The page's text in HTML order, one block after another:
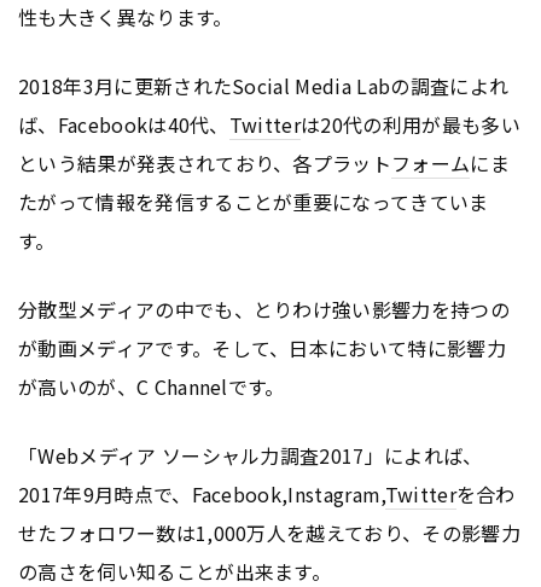
性も大きく異なります。
2018年3月に更新されたSocial Media Labの調査によれ
ば、Facebookは40代、 Twitterは20代の利用が最も多い
という結果が発表されており、各プラットフォームにま
たがって情報を発信することが重要になってきていま
す。
分散型メディアの中でも、とりわけ強い影響力を持つの
が動画メディアです。そして、日本において特に影響力
が高いのが、C Channelです。
「Webメディア ソーシャル力調査2017」によれば、
2017年9月時点で、Facebook,Instagram,Twitterを合わ
せたフォロワー数は1,000万人を越えており、その影響力
の高さを伺い知ることが出来ます。